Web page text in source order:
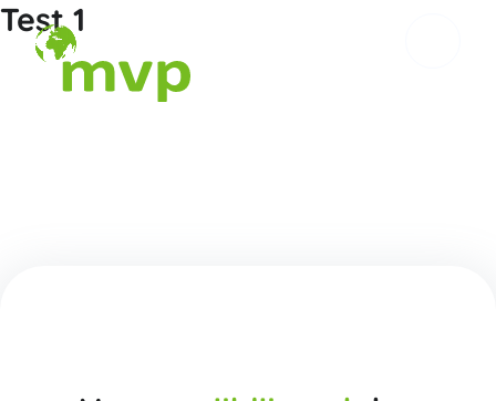
Test 1